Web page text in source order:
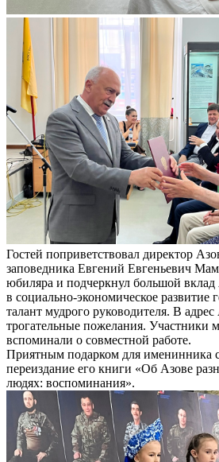
Гостей поприветствовал директор
заповедника Евгений Евгеньевич
юбиляра и подчеркнул большой
в социально-экономическое развитие
талант мудрого руководителя. В
трогательные пожелания. Участники
вспоминали о совместной работе.
Приятным подарком для именинника
переиздание его книги «Об Азове
людях: воспоминания».